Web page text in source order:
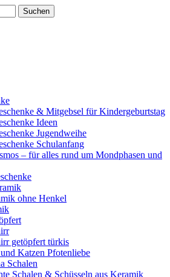
& Mitgebsel für Kindergeburtstag
Ideen
Jugendweihe
Schulanfang
– für alles rund um Mondphasen und
ohne Henkel
getöpfert türkis
Katzen Pfotenliebe
Schalen
Schalen & Schüsseln aus Keramik